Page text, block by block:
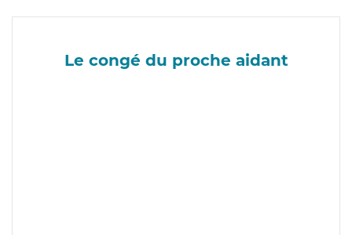
Le congé du proche aidant